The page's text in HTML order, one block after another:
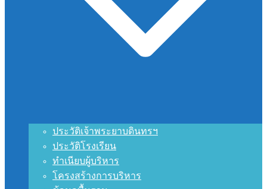
ประวัติเจ้าพระยาบดินทรฯ
ประวัติโรงเรียน
ทำเนียบผู้บริหาร
โครงสร้างการบริหาร